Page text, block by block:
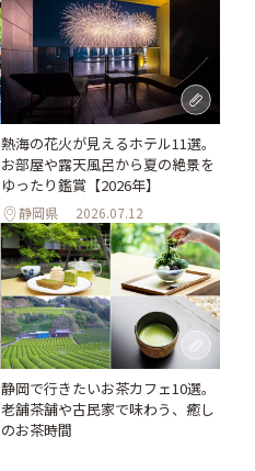
熱海の花火が見えるホテル11選。
お部屋や露天風呂から夏の絶景を
ゆったり鑑賞【2026年】
静岡県 2026.07.12
静岡で行きたいお茶カフェ10選。
老舗茶舗や古民家で味わう、癒し
のお茶時間